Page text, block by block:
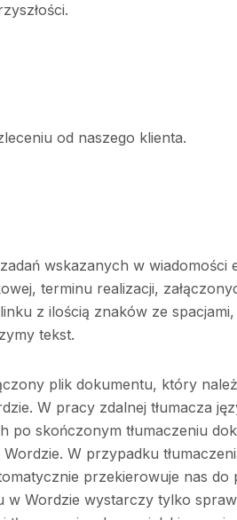
od naszego klienta.
wskazanych w wiadomości
terminu realizacji,
z ilością znaków ze
tekst.
plik dokumentu, który
W pracy zdalnej tłumacza
po skończonym tłumaczeniu
W przypadku
przekierowuje nas do
w Wordzie wystarczy tylko